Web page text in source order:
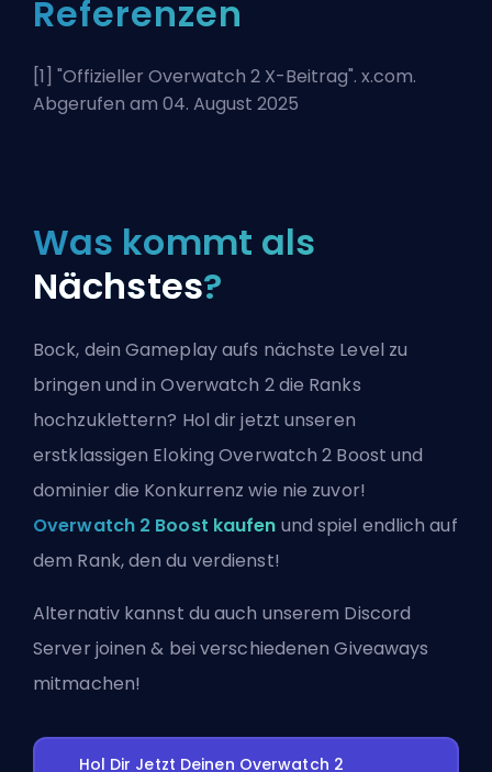
Referenzen
[1] "Offizieller Overwatch 2 X-Beitrag". x.com.
Abgerufen am 04. August 2025
Was kommt als
Nächstes?
Bock, dein Gameplay aufs nächste Level zu
bringen und in Overwatch 2 die Ranks
hochzuklettern? Hol dir jetzt unseren
erstklassigen Eloking Overwatch 2 Boost und
dominier die Konkurrenz wie nie zuvor!
Overwatch 2 Boost kaufen und spiel endlich auf
dem Rank, den du verdienst!
Alternativ kannst du auch unserem Discord
Server joinen & bei verschiedenen Giveaways
mitmachen!
Hol Dir Jetzt Deinen Overwatch 2